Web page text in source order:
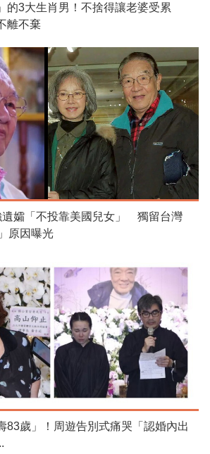
的3大生肖男！不捨得讓老婆受累
離不棄
遺孀「不投靠美國兒女」 獨留台灣
原因曝光
83歲」！周遊告別式痛哭「認婚內出